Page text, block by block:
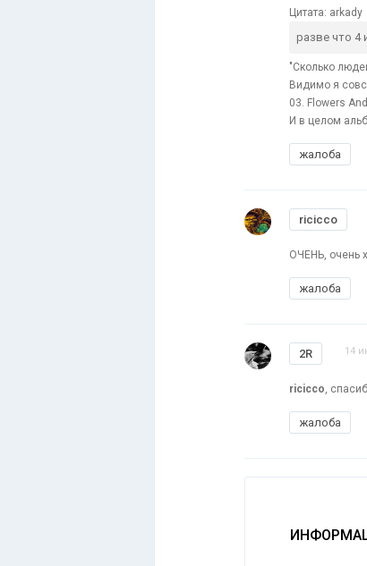
Цитата: arkady
разве что 4
"Сколько
Видимо я
03. Flowers
И в целом
жалоба
ricicco
ОЧЕНЬ, очень
жалоба
2R 14
ricicco,
жалоба